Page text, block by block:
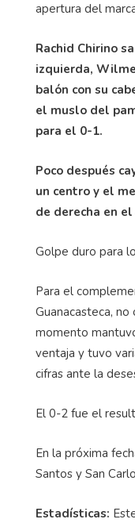
apertura del
Rachid Chirino
izquierda,
balón con su
el muslo del
para el 0-1.
Poco después
un centro y el
de derecha en
Golpe duro para
Para el
Guanacasteca,
momento
ventaja y tuvo
cifras ante la
El 0-2 fue el
En la próxima
Santos y San
Estadísticas: